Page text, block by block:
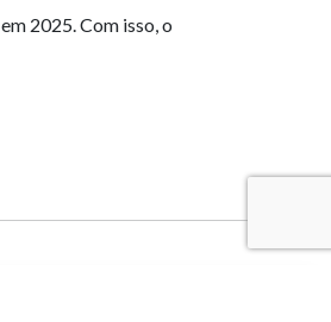
em 2025. Com isso, o